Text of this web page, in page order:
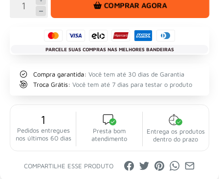
COMPRAR AGORA
PARCELE SUAS COMPRAS NAS MELHORES BANDEIRAS
Compra garantida: Você tem até 30 dias de Garantia
Troca Grátis: Você tem até 7 dias para testar o produto
1
Pedidos entregues
nos últimos 60 dias
Presta bom
atendimento
Entrega os produtos
dentro do prazo
COMPARTILHE ESSE PRODUTO